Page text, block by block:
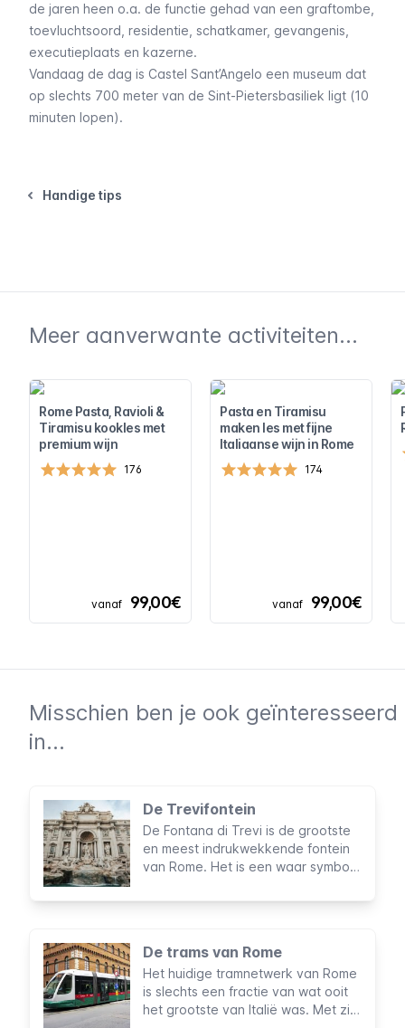
de jaren heen o.a. de functie gehad van een graftombe,
toevluchtsoord, residentie, schatkamer, gevangenis,
executieplaats en kazerne.
Vandaag de dag is Castel Sant’Angelo een museum dat
op slechts 700 meter van de Sint-Pietersbasiliek ligt (10
minuten lopen).
Handige tips
Meer aanverwante activiteiten...
Rome Pasta, Ravioli &
Tiramisu kookles met
premium wijn
176
vanaf 99,00€
Pasta en Tiramisu
maken les met fijne
Italiaanse wijn in Rome
174
vanaf 99,00€
Misschien ben je ook geïnteresseerd
in...
De Trevifontein
De Fontana di Trevi is de grootste
en meest indrukwekkende fontein
van Rome. Het is een waar symbool
ieder jaar door miljoenen toeristen
rococo werk dat bijna het hele
Piazza di Trevi vult te bezoeken.
De trams van Rome
Het huidige tramnetwerk van Rome
is slechts een fractie van wat ooit
het grootste van Italië was. Met zijn